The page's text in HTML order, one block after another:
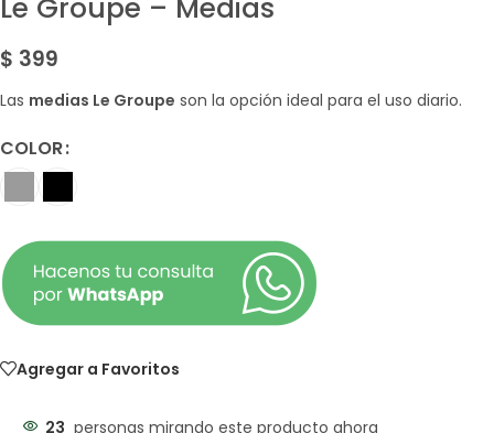
Le Groupe – Medias
$ 399
Las medias Le Groupe son la opción ideal para el uso diario.
COLOR
Agregar a Favoritos
23 personas mirando este producto ahora